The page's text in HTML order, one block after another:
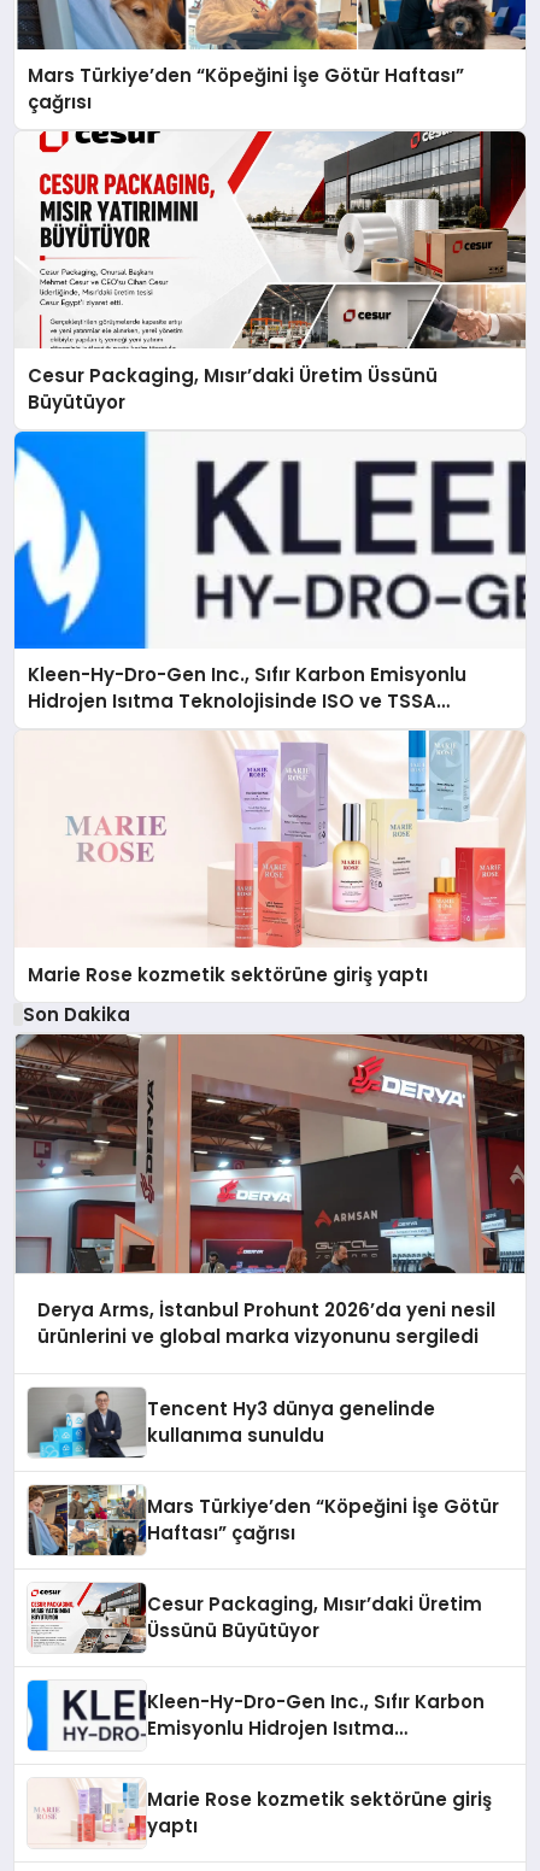
Mars Türkiye’den “Köpeğini İşe Götür Haftası”
çağrısı
Cesur Packaging, Mısır’daki Üretim Üssünü
Büyütüyor
Kleen-Hy-Dro-Gen Inc., Sıfır Karbon Emisyonlu
Hidrojen Isıtma Teknolojisinde ISO ve TSSA
Düzenleyici Onaylarını Aldı
Marie Rose kozmetik sektörüne giriş yaptı
Son Dakika
Derya Arms, İstanbul Prohunt 2026’da yeni nesil
ürünlerini ve global marka vizyonunu sergiledi
Tencent Hy3 dünya genelinde
kullanıma sunuldu
Mars Türkiye’den “Köpeğini İşe Götür
Haftası” çağrısı
Cesur Packaging, Mısır’daki Üretim
Üssünü Büyütüyor
Kleen-Hy-Dro-Gen Inc., Sıfır Karbon
Emisyonlu Hidrojen Isıtma
Marie Rose kozmetik sektörüne giriş
yaptı